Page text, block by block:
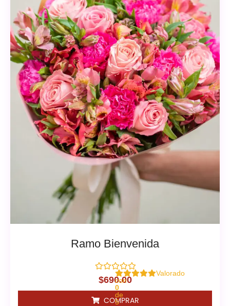
Ramo Bienvenida
Valorado
con
0
de
5
$690.00
COMPRAR